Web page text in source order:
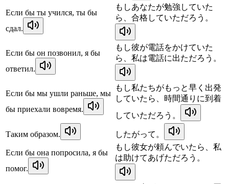
Если бы ты учился, ты бы
сдал.
もしあなたが勉強していた
ら、合格していただろう。
Если бы он позвонил, я бы
ответил.
もし彼が電話をかけていた
ら、私は電話に出ただろう。
Если бы мы ушли раньше, мы
бы приехали вовремя.
もし私たちがもっと早く出発
していたら、時間通りに到着
していただろう。
Таким образом. したがって。
Если бы она попросила, я бы
помог.
もし彼女が頼んでいたら、私
は助けてあげただろう。